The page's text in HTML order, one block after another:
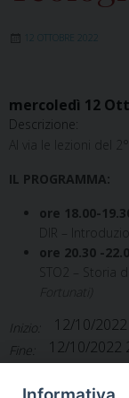
12 OTTOBRE 2022
mercoledì 12
Descrizione:
Al via le lezioni del
IL PROGRAMMA:
ore 18.00-
DIR –
ore 20.30 -
STO2 – Storia
Inizio: 12/10/
Fine: 12/10/2022